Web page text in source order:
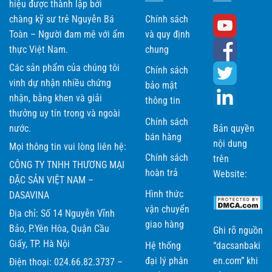
hiệu được thành lập bởi
chàng kỹ sư trẻ Nguyễn Bá
Toàn – Người đam mê với ẩm
thực Việt Nam.
Các sản phẩm của chúng tôi
vinh dự nhận nhiều chứng
nhận, bằng khen và giải
thưởng uy tín trong và ngoài
nước.
Mọi thông tin vui lòng liên hệ:
CÔNG TY TNHH THƯƠNG MẠI
ĐẶC SẢN VIỆT NAM –
DASAVINA
Địa chỉ: Số 14 Nguyễn Vĩnh
Bảo, P.Yên Hòa, Quận Cầu
Giấy, TP. Hà Nội
Điện thoại: 024.66.82.3737 –
Chính sách
và quy định
chung
Chính sách
bảo mật
thông tin
Chính sách
bán hàng
Chính sách
hoàn trả
Hình thức
vận chuyển
giao hàng
Hệ thống
đại lý phân
Bản quyền
nội dung
trên
Website:
Ghi rõ nguồn
“dacsanbaki
en.com” khi